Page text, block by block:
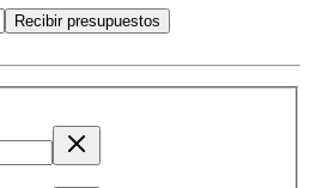
Recibir presupuestos